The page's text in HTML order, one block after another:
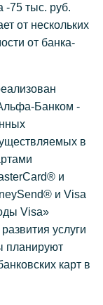
-75 тыс. руб.
от нескольких
от банка-
Банком -
в
и
и Visa
Visa»
услуги
планируют
карт в